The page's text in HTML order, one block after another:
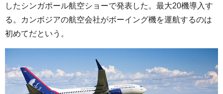
したシンガポール航空ショーで発表した。最大20機導入す
る。カンボジアの航空会社がボーイング機を運航するのは
初めてだという。